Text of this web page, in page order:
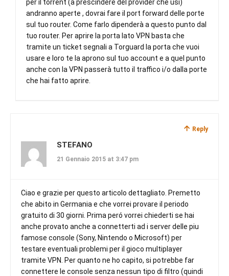
per il torrent (a prescindere del provider che usi)
andranno aperte , dovrai fare il port forward delle porte
sul tuo router. Come farlo dipenderà a questo punto dal
tuo router. Per aprire la porta lato VPN basta che
tramite un ticket segnali a Torguard la porta che vuoi
usare e loro te la aprono sul tuo account e a quel punto
anche con la VPN passerà tutto il traffico i/o dalla porte
che hai fatto aprire.
Reply
STEFANO
21 Gennaio 2015 at 3:47 pm
Ciao e grazie per questo articolo dettagliato. Premetto
che abito in Germania e che vorrei provare il periodo
gratuito di 30 giorni. Prima peró vorrei chiederti se hai
anche provato anche a connetterti ad i server delle piu
famose console (Sony, Nintendo o Microsoft) per
testare eventuali problemi per il gioco multiplayer
tramite VPN. Per quanto ne ho capito, si potrebbe far
connettere le console senza nessun tipo di filtro (quindi